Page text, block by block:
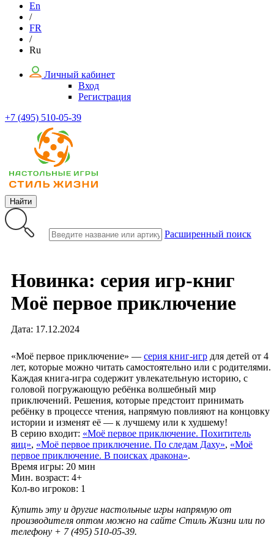
En
/
FR
/
Ru
Личный кабинет
Вход
Регистрация
+7 (495) 510-05-39
Найти
Расширенный поиск
Новинка: серия игр-книг
Моё первое приключение
Дата: 17.12.2024
«Моё первое приключение» — серия книг-игр для детей от 4
лет, которые можно читать самостоятельно или с родителями.
Каждая книга-игра содержит увлекательную историю, с
головой погружающую ребёнка волшебный мир
приключений. Решения, которые предстоит принимать
ребёнку в процессе чтения, напрямую повлияют на концовку
истории и изменят её — к лучшему или к худшему!
В серию входит: «Моё первое приключение. Похититель
яиц», «Моё первое приключение. По следам Даху», «Моё
первое приключение. В поисках дракона».
Время игры: 20 мин
Мин. возраст: 4+
Кол-во игроков: 1
Купить эту и другие настольные игры напрямую от
производителя оптом можно на сайте Стиль Жизни или по
телефону + 7 (495) 510-05-39.